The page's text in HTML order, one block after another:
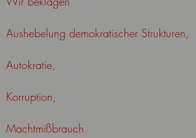
Aushebelung demokratischer Strukturen,
Autokratie,
Korruption,
Machtmißbrauch.